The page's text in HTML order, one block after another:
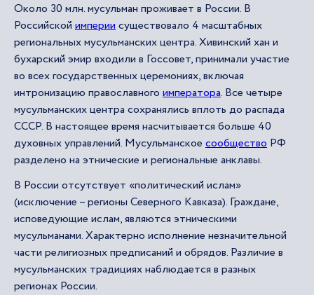
Около 30 млн. мусульман проживает в России. В
Российской империисуществовало 4 масштабных
региональных мусульманских центра. Хивинский хан и
бухарский эмир входили в Госсовет, принимали участие
во всех государственных церемониях, включая
интронизацию православного императора. Все четыре
мусульманских центра сохранялись вплоть до распада
СССР. В настоящее время насчитывается больше 40
духовных управлений. Мусульманское сообщество РФ
разделено на этнические и региональные анклавы.
В России отсутствует «политический ислам»
(исключение – регионы Северного Кавказа). Граждане,
исповедующие ислам, являются этническими
мусульманами. Характерно исполнение незначительной
части религиозных предписаний и обрядов. Различие в
мусульманских традициях наблюдается в разных
регионах России.